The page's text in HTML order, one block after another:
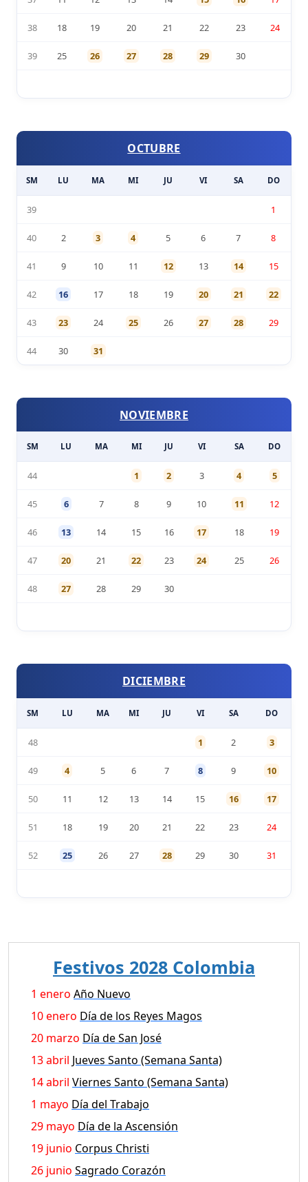
38 18 19 20 21 22 23 24
39 25 26 27 28 29 30
OCTUBRE
SM LU MA MI JU VI SA DO
39 1
40 2 3 4 5 6 7 8
41 9 10 11 12 13 14 15
42 16 17 18 19 20 21 22
43 23 24 25 26 27 28 29
44 30 31
NOVIEMBRE
SM LU MA MI JU VI SA DO
44 1 2 3 4 5
45 6 7 8 9 10 11 12
46 13 14 15 16 17 18 19
47 20 21 22 23 24 25 26
48 27 28 29 30
DICIEMBRE
SM LU MA MI JU VI SA DO
48 1 2 3
49 4 5 6 7 8 9 10
50 11 12 13 14 15 16 17
51 18 19 20 21 22 23 24
52 25 26 27 28 29 30 31
Festivos 2028 Colombia
1 enero Año Nuevo
10 enero Día de los Reyes Magos
20 marzo Día de San José
13 abril Jueves Santo (Semana Santa)
14 abril Viernes Santo (Semana Santa)
1 mayo Día del Trabajo
29 mayo Día de la Ascensión
19 junio Corpus Christi
26 junio Sagrado Corazón